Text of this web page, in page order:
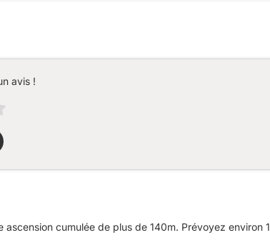
avis !
cumulée de plus de 140m. Prévoyez environ 1